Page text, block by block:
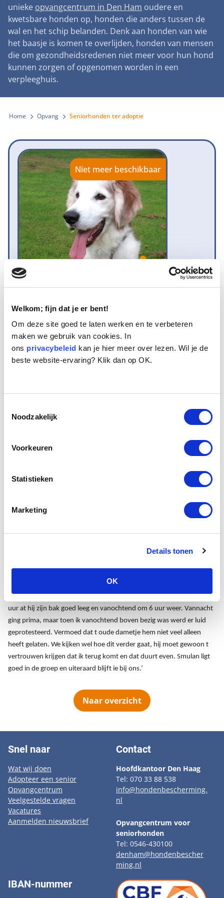
Welkom; fijn dat je er bent!
Om deze site goed te laten werken en te verbeteren
maken we gebruik van cookies. In
ons privacybeleid kan je hier meer over lezen. Wil je de
beste website-ervaring? Klik dan op OK.
Noodzakelijk
Voorkeuren
Statistieken
Marketing
Details tonen
OK
Landelijke registratie bijtincidenten
Verantwoord fokbeleid
Landelijk vuurwerkverbod
Verplichte pre-aanschaf cursus
Gemeentelijk meldpunt bijtincidenten
Bescherming tegen grasaren
Lezingen
Symposium Gemeentelijk Dierenbeleid
Teken onze petitie
Steun als bedrijf
Adopteer een seniorhond
Sponsor een seniorhond
Steun als vrijwilliger
Honden voor Honden Loop
Vraag een donatiebox aan
Wat wij doen
Onze organisatie
Samenwerking
Jaarverslag
Vacatures
Donateursmagazine Hond
Onze successen voor honden
Contactgegevens
Pers
Nieuws
Nieuwsbrief
Incassodata
Zoeken
unieke opvangcentrum in Den Ham oudere en
kwetsbare honden op, honden die anders tussen de
wal en het schip belanden. Denk aan honden van wie
het baasje is komen te overlijden, honden van mensen
die om gezondheidsredenen niet meer voor hun hond
kunnen zorgen of opgenomen worden in een
verpleeghuis.
Home Opvang Seniorhonden ter adoptie
Niet meer beschikbaar
Naam: Smulan
Leeftijd: 11
Ras/type: Welsh Springer Spaniel
Geslacht: Reu
Reden opvang:
hartverscheurend op het moment dat de dochter van zijn
eigenaresse was verregaand dementerend en opgenomen in een
verpleeghuis en Smulan, die nooit geleerd heeft alleen te zijn, was
tijdelijk opgevangen door zijn bazinnetjes dochter. Smulan bleek niet
goed te kunnen wennen aan het veranderde levensritme en besloten
haalde van ons heeft hem geadopteerd. Ze schrijven: ‘ Hij loopt echt
rug en ik mocht heel graag zijn buik kribbelen. Auto rijden is geen
uur at hij zijn bak goed leeg en vanochtend om 6 uur weer. Vannacht
ging prima, maar toen ik vanochtend boven bezig was werd er luid
geprotesteerd. Vermoed dat t oude dametje hem niet veel alleen
heeft gelaten. We kijken wel hoe dit verder gaat, hij moet gewoon t
vertrouwen krijgen dat ik terug komt en dat duurt even. Smulan ligt
goed in de groep en uiteraard blijft ie bij ons.’
Naar overzicht
Snel naar
Wat wij doen
Adopteer een senior
Opvangcentrum
Veelgestelde vragen
Vacatures
Aanmelden nieuwsbrief
Contact
Hoofdkantoor Den Haag
Tel: 070 33 88 538
info@hondenbescherming.
nl
Opvangcentrum voor
seniorhonden
Tel: 0546-430100
denham@hondenbescher
ming.nl
IBAN-nummer